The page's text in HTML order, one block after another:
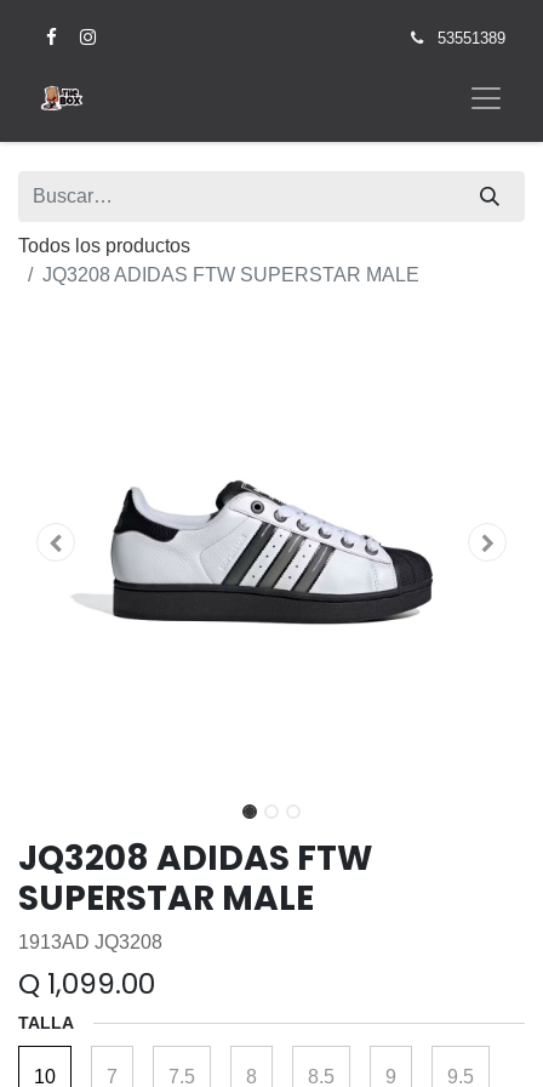
53551389
Todos los productos
JQ3208 ADIDAS FTW SUPERSTAR MALE
JQ3208 ADIDAS FTW
SUPERSTAR MALE
1913AD JQ3208
Q 1,099.00
TALLA
10 7 7.5 8 8.5 9 9.5